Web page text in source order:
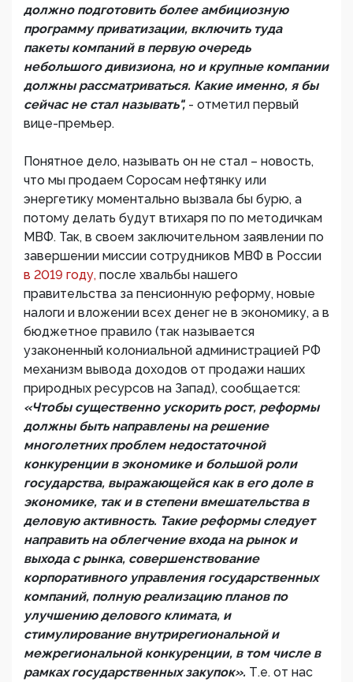
должно подготовить более амбициозную
программу приватизации, включить туда
пакеты компаний в первую очередь
небольшого дивизиона, но и крупные компании
должны рассматриваться. Какие именно, я бы
сейчас не стал называть", - отметил первый
вице-премьер.
Понятное дело, называть он не стал – новость,
что мы продаем Соросам нефтянку или
энергетику моментально вызвала бы бурю, а
потому делать будут втихаря по по методичкам
МВФ. Так, в своем заключительном заявлении по
завершении миссии сотрудников МВФ в России
в 2019 году, после хвальбы нашего
правительства за пенсионную реформу, новые
налоги и вложении всех денег не в экономику, а в
бюджетное правило (так называется
узаконенный колониальной администрацией РФ
механизм вывода доходов от продажи наших
природных ресурсов на Запад), сообщается:
«Чтобы существенно ускорить рост, реформы
должны быть направлены на решение
многолетних проблем недостаточной
конкуренции в экономике и большой роли
государства, выражающейся как в его доле в
экономике, так и в степени вмешательства в
деловую активность. Такие реформы следует
направить на облегчение входа на рынок и
выхода с рынка, совершенствование
корпоративного управления государственных
компаний, полную реализацию планов по
улучшению делового климата, и
стимулирование внутрирегиональной и
межрегиональной конкуренции, в том числе в
рамках государственных закупок». Т.е. от нас